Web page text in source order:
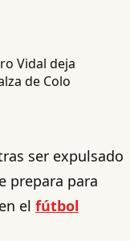
ser expulsado
prepara para
en el fútbol